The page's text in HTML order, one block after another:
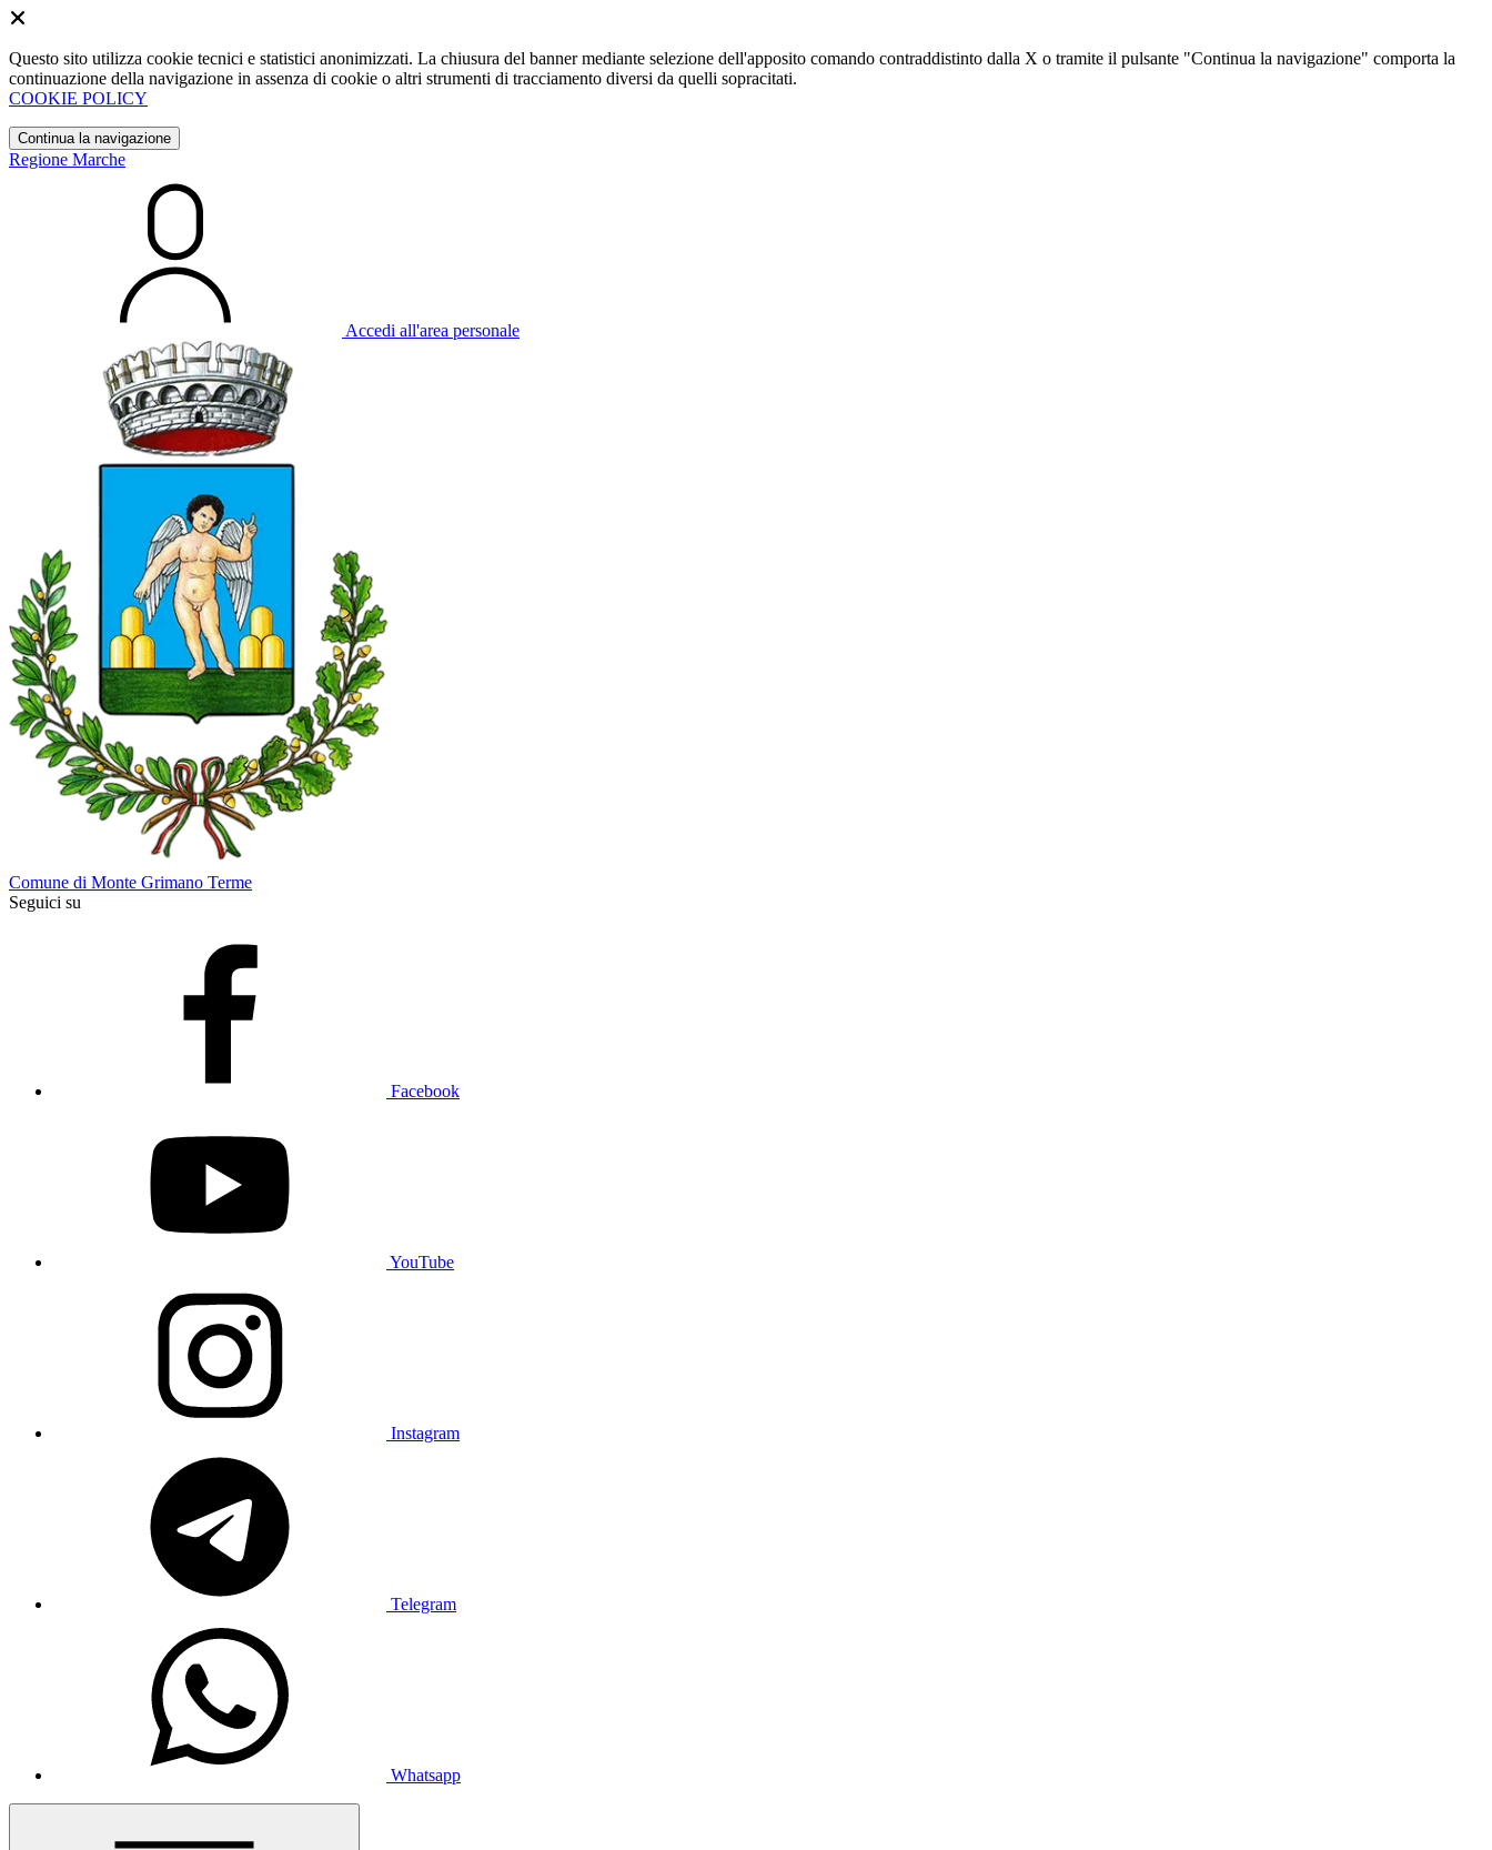
Questo sito utilizza cookie tecnici e statistici anonimizzati. La chiusura del banner mediante selezione dell'apposito comando contraddistinto dalla X o tramite il pulsante "Continua la navigazione" comporta la
continuazione della navigazione in assenza di cookie o altri strumenti di tracciamento diversi da quelli sopracitati.
COOKIE POLICY
Continua la navigazione
Regione Marche
Accedi all'area personale
Comune di Monte Grimano Terme
Seguici su
Facebook
YouTube
Instagram
Telegram
Whatsapp